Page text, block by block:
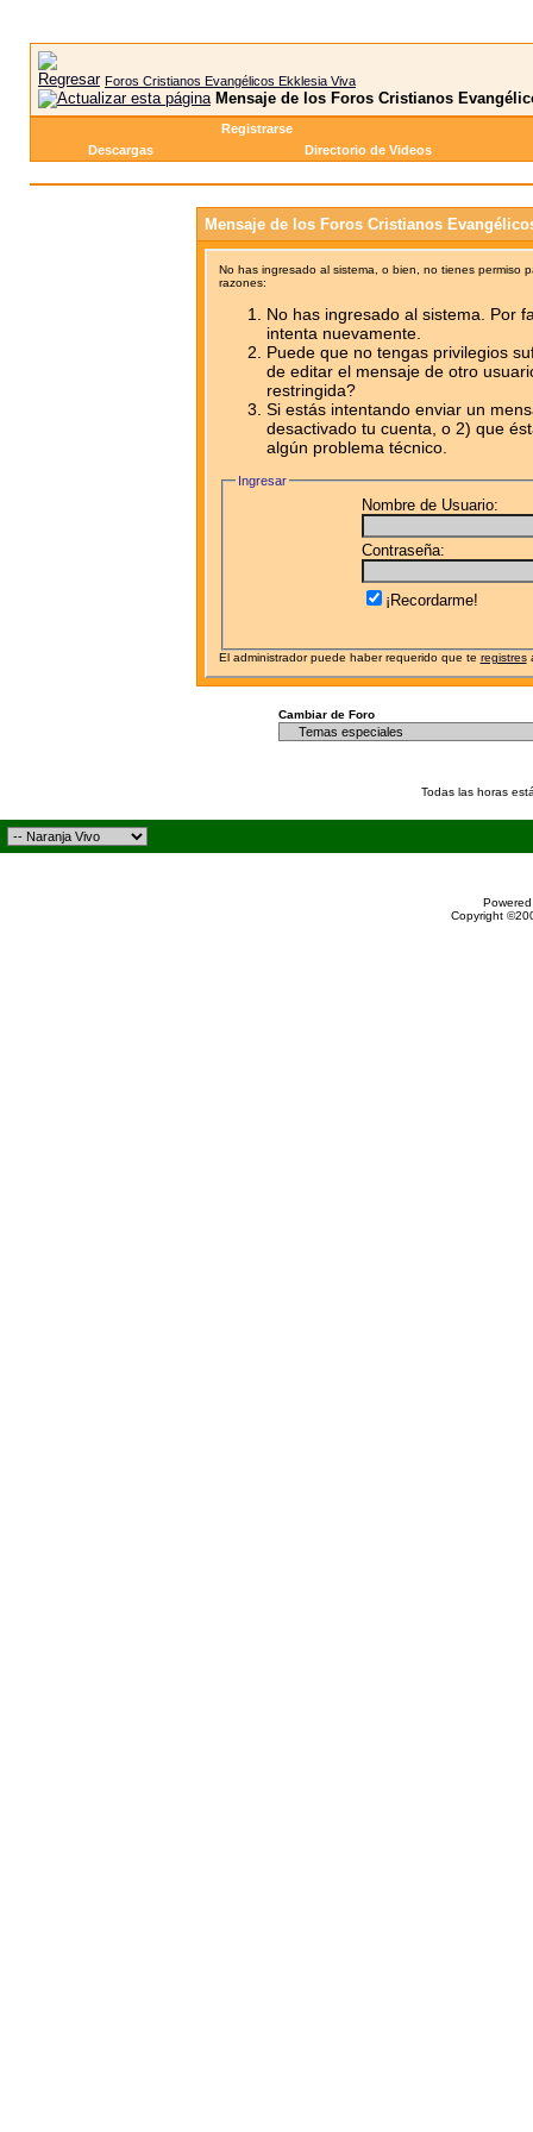
Foros Cristianos Evangélicos Ekklesia Viva
Mensaje de los Foros Cristianos
Registrarse
Descargas
Directorio de Videos
Mensaje de los Foros Cristianos
No has ingresado al sistema, o bien, no tienes permiso
razones:
No has ingresado al sistema. Por
intenta nuevamente.
Puede que no tengas privilegios
de editar el mensaje de otro
restringida?
Si estás intentando enviar un
desactivado tu cuenta, o 2) que
algún problema técnico.
Ingresar
Nombre de Usuario:
Contraseña:
¡Recordarme!
El administrador puede haber requerido que te registres
Cambiar de Foro
Todas las horas
Copyright